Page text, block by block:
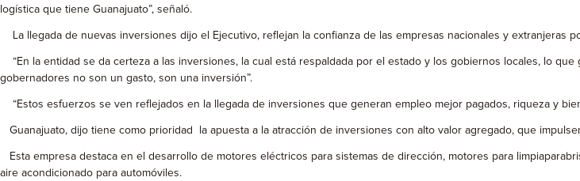
logística que tiene Guanajuato”, señaló.
La llegada de nuevas inversiones dijo el Ejecutivo, reflejan la confianza de las empresas nacionales y extranjeras
“En la entidad se da certeza a las inversiones, la cual está respaldada por el estado y los gobiernos locales, lo
gobernadores no son un gasto, son una inversión”.
“Estos esfuerzos se ven reflejados en la llegada de inversiones que generan empleo mejor pagados, riqueza y
Guanajuato, dijo tiene como prioridad la apuesta a la atracción de inversiones con alto valor agregado, que
Esta empresa destaca en el desarrollo de motores eléctricos para sistemas de dirección, motores para
aire acondicionado para automóviles.